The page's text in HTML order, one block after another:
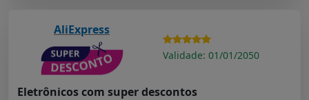
AliExpress
Validade: 01/01/2050
Eletrônicos com super descontos